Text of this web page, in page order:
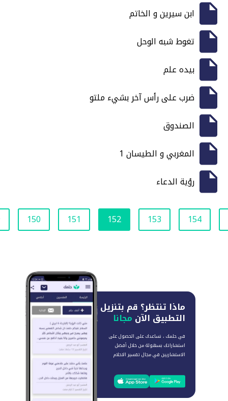
ابن سيرين و الخاتم
تغوط شبه الوحل
بيده علم
ضرب على رأس آخر بشيء ملتو
الصندوق
المغربي و الطيسان 1
رؤية الدعاء
150 151 152 153 154
ماذا تنتظر؟ قم بتنزيل
التطبيق الآن مجانا
في حلمك ، نساعدك على الحصول على
استشاراتك بسهولة من خلال أفضل
الاستشاريين في مجال تفسير الاحلام